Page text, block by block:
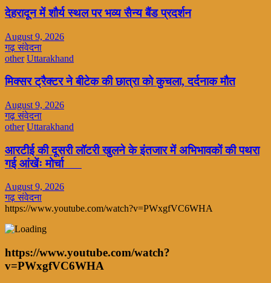
देहरादून में शौर्य स्थल पर भव्य सैन्य बैंड प्रदर्शन
August 9, 2026
गढ़ संवेदना
other Uttarakhand
मिक्सर ट्रैक्टर ने बीटेक की छात्रा को कुचला, दर्दनाक मौत
August 9, 2026
गढ़ संवेदना
other Uttarakhand
आरटीई की दूसरी लॉटरी खुलने के इंतजार में अभिभावकों की पथरा
गई आंखेंः मोर्चा
August 9, 2026
गढ़ संवेदना
https://www.youtube.com/watch?v=PWxgfVC6WHA
https://www.youtube.com/watch?
v=PWxgfVC6WHA